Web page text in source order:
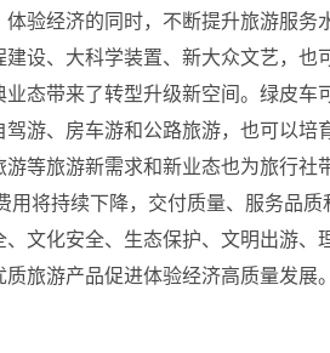
验经济的同时，不断提升旅游服务
设、大科学装置、新大众文艺，也
态带来了转型升级新空间。绿皮车
游、房车游和公路旅游，也可以培
等旅游新需求和新业态也为旅行社
将持续下降，交付质量、服务品
文化安全、生态保护、文明出游、
旅游产品促进体验经济高质量发展。